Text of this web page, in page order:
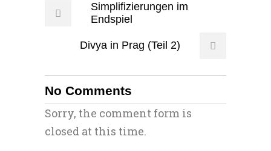
Simplifizierungen im
Endspiel
Divya in Prag (Teil 2)
No Comments
Sorry, the comment form is
closed at this time.